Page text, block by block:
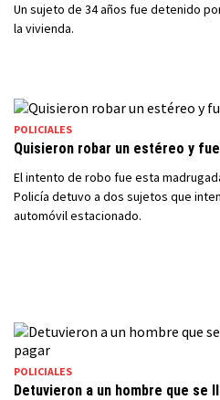
Un sujeto de 34 años fue detenido
la vivienda.
POLICIALES
Quisieron robar un estéreo y
El intento de robo fue esta
Policía detuvo a dos sujetos que
automóvil estacionado.
POLICIALES
Detuvieron a un hombre que se